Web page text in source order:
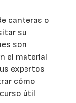
canteras o
su
son
el material
expertos
cómo
útil